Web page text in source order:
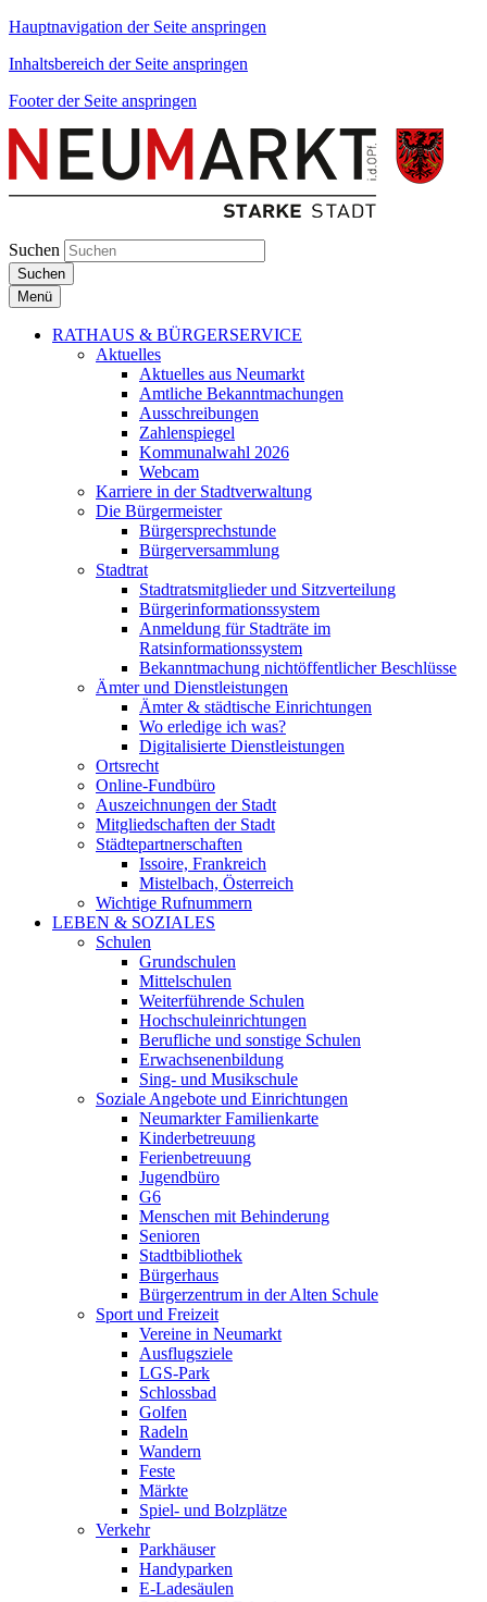
Hauptnavigation der Seite anspringen
Inhaltsbereich der Seite anspringen
Footer der Seite anspringen
Suchen
Suchen
Menü
RATHAUS & BÜRGERSERVICE
Aktuelles
Aktuelles aus Neumarkt
Amtliche Bekanntmachungen
Ausschreibungen
Zahlenspiegel
Kommunalwahl 2026
Webcam
Karriere in der Stadtverwaltung
Die Bürgermeister
Bürgersprechstunde
Bürgerversammlung
Stadtrat
Stadtratsmitglieder und Sitzverteilung
Bürgerinformationssystem
Anmeldung für Stadträte im
Ratsinformationssystem
Bekanntmachung nichtöffentlicher Beschlüsse
Ämter und Dienstleistungen
Ämter & städtische Einrichtungen
Wo erledige ich was?
Digitalisierte Dienstleistungen
Ortsrecht
Online-Fundbüro
Auszeichnungen der Stadt
Mitgliedschaften der Stadt
Städtepartnerschaften
Issoire, Frankreich
Mistelbach, Österreich
Wichtige Rufnummern
LEBEN & SOZIALES
Schulen
Grundschulen
Mittelschulen
Weiterführende Schulen
Hochschuleinrichtungen
Berufliche und sonstige Schulen
Erwachsenenbildung
Sing- und Musikschule
Soziale Angebote und Einrichtungen
Neumarkter Familienkarte
Kinderbetreuung
Ferienbetreuung
Jugendbüro
G6
Menschen mit Behinderung
Senioren
Stadtbibliothek
Bürgerhaus
Bürgerzentrum in der Alten Schule
Sport und Freizeit
Vereine in Neumarkt
Ausflugsziele
LGS-Park
Schlossbad
Golfen
Radeln
Wandern
Feste
Märkte
Spiel- und Bolzplätze
Verkehr
Parkhäuser
Handyparken
E-Ladesäulen